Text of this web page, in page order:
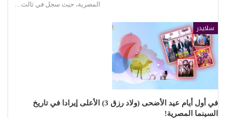
المصرية، حيث سجل في ثالث…
سلايدر
في أول أيام عيد الأضحى (ولاد رزق 3) الأعلى إيرادا في تاريخ
السينما المصرية!